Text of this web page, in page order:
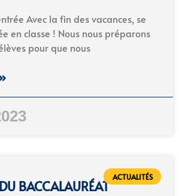
Avec la fin des vacances, se
en classe ! Nous nous préparons
pour que nous
ACTUALITÉS
BACCALAURÉAT